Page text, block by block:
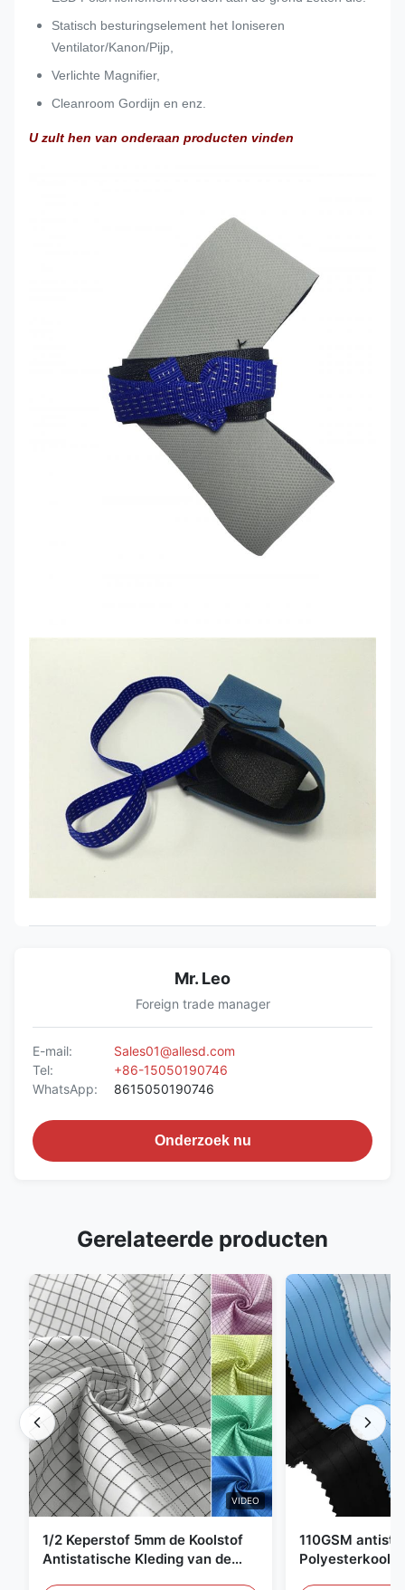
Statisch besturingselement het Ioniseren
Ventilator/Kanon/Pijp,
Verlichte Magnifier,
Cleanroom Gordijn en enz.
U zult hen van onderaan producten vinden
Mr. Leo
Foreign trade manager
E-mail:
Sales01@allesd.com
Tel:
+86-15050190746
WhatsApp:
8615050190746
Onderzoek nu
Gerelateerde producten
VIDEO
1/2 Keperstof 5mm de Koolstof
Antistatische Kleding van de
110GSM